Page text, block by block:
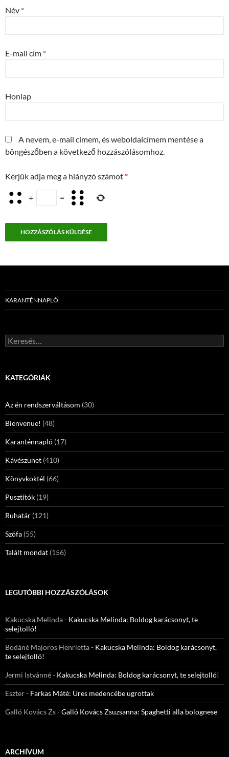
Név *
E-mail cím *
Honlap
A nevem, e-mail címem, és weboldalcímem mentése a
böngészőben a következő hozzászólásomhoz.
Kérjük adja meg a hiányzó számot *
+ =
KARANTÉNNAPLÓ
Keresés:
KATEGÓRIÁK
Az én rendszerváltásom (30)
Bienvenue! (48)
Karanténnapló (17)
Kávészünet (410)
Könyvkoktél (66)
Pusztítók (19)
Ruhatár (121)
Szófa (55)
Talált mondat (156)
LEGUTÓBBI HOZZÁSZÓLÁSOK
Kakucska Melinda- Kakucska Melinda: Boldog karácsonyt, te
selejtolló!
Bodáné Majoros Henrietta- Kakucska Melinda: Boldog karácsonyt,
te selejtolló!
Jermi Istvànné- Kakucska Melinda: Boldog karácsonyt, te selejtolló!
Eszter- Farkas Máté: Üres medencébe ugrottak
Galló Kovács Zs-Galló Kovács Zsuzsanna: Spaghetti alla bolognese
ARCHÍVUM